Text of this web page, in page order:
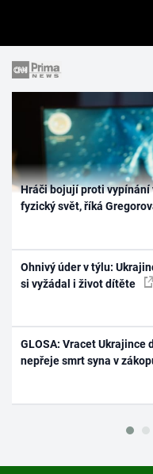
Hráči bojují proti vypínání
fyzický svět, říká
Ohnivý úder v týlu:
si vyžádal i život dítěte
GLOSA: Vracet Ukrajince
nepřeje smrt syna v